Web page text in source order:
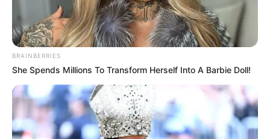
BRAINBERRIES
She Spends Millions To Transform Herself Into A Barbie Doll!